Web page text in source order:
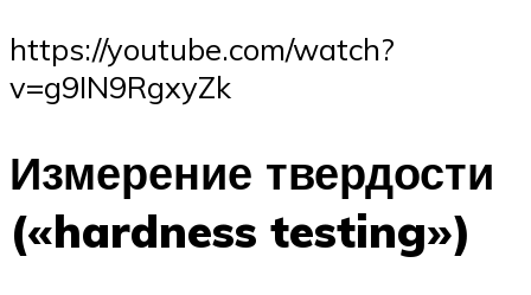
https://youtube.com/watch?
v=g9IN9RgxyZk
Измерение твердости
(«hardness testing»)